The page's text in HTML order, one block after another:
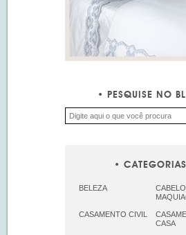
PESQUISE NO
CATEGORIAS
BELEZA
CASAMENTO CIVIL
CASA